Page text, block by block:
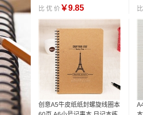
比 优 价 ￥9.85
创意A5牛皮纸纸封螺旋线圈本